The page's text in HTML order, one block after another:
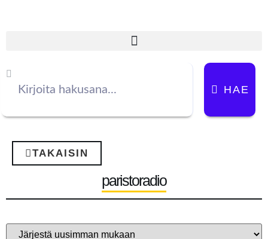
HAE
TAKAISIN
paristoradio